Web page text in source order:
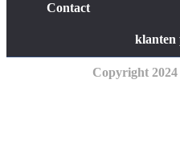
Contact
klanten
Copyright 2024